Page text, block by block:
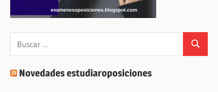
Buscar
Novedades estudiaroposiciones